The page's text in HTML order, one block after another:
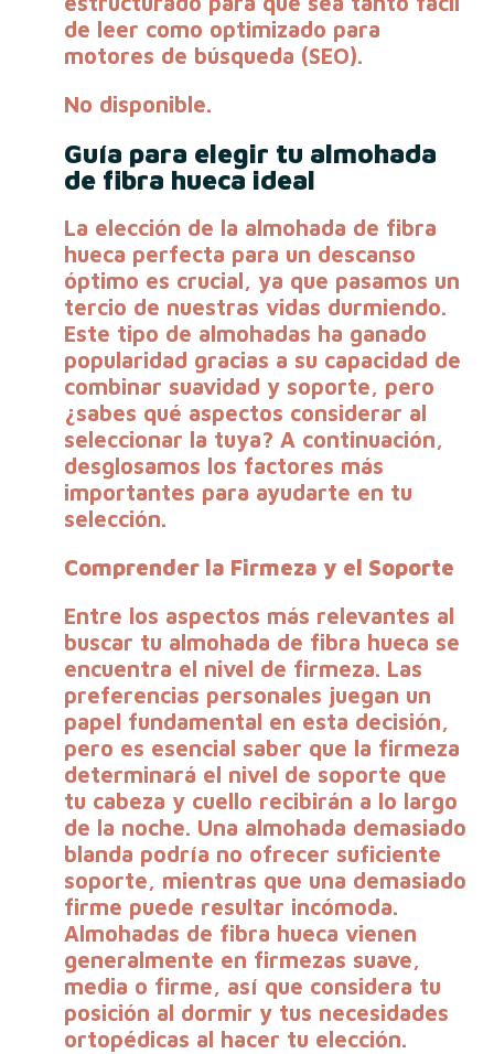
de leer como optimizado para
motores de búsqueda (SEO).
No disponible.
Guía para elegir tu almohada
de fibra hueca ideal
La elección de la almohada de fibra
hueca perfecta para un descanso
óptimo es crucial, ya que pasamos un
tercio de nuestras vidas durmiendo.
Este tipo de almohadas ha ganado
popularidad gracias a su capacidad de
combinar suavidad y soporte, pero
¿sabes qué aspectos considerar al
seleccionar la tuya? A continuación,
desglosamos los factores más
importantes para ayudarte en tu
selección.
Comprender la Firmeza y el Soporte
Entre los aspectos más relevantes al
buscar tu almohada de fibra hueca se
encuentra el nivel de firmeza. Las
preferencias personales juegan un
papel fundamental en esta decisión,
pero es esencial saber que la firmeza
determinará el nivel de soporte que
tu cabeza y cuello recibirán a lo largo
de la noche. Una almohada demasiado
blanda podría no ofrecer suficiente
soporte, mientras que una demasiado
firme puede resultar incómoda.
Almohadas de fibra hueca vienen
generalmente en firmezas suave,
media o firme, así que considera tu
posición al dormir y tus necesidades
ortopédicas al hacer tu elección.